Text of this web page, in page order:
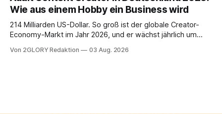
Haut empfindlich auf Stress, Schlafmangel und
Umwelteinflüsse: Sie wirkt müde, spannt oder neigt zu
Unreinheiten. Professionelle
Wie aus einem Hobby ein Business wird
214 Milliarden US-Dollar. So groß ist der globale Creator-
Economy-Markt im Jahr 2026, und er wächst jährlich um
ist längst ein ernstzunehmender Wirtschaftszweig. Weltweit
Von 2GLORY Redaktion 03 Aug. 2026